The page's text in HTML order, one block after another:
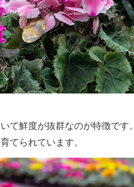
て鮮度が抜群なのが特徴です。
てられています。